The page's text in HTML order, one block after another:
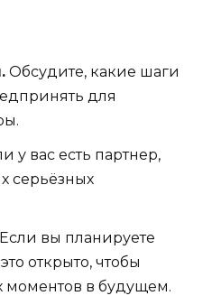
Обсудите, какие шаги
для
у вас есть партнер,
серьёзных
Если вы планируете
открыто, чтобы
моментов в будущем.